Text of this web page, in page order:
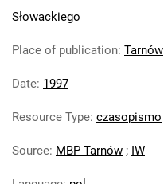
Słowackiego
Place of publication: Tarnów
Date: 1997
Resource Type: czasopismo
Source: MBP Tarnów ; IW